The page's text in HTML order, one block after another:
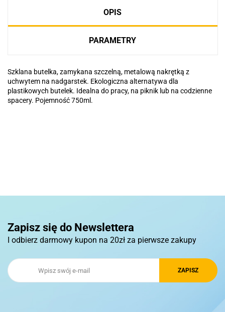
OPIS
PARAMETRY
Szklana butelka, zamykana szczelną, metalową nakrętką z
uchwytem na nadgarstek. Ekologiczna alternatywa dla
plastikowych butelek. Idealna do pracy, na piknik lub na codzienne
spacery. Pojemność 750ml.
Royal Design
Zapisz się do Newslettera
I odbierz darmowy kupon na 20zł za pierwsze zakupy